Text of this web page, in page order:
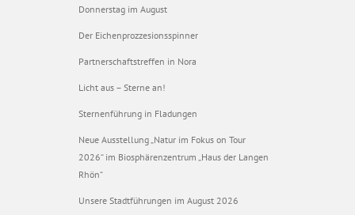
Donnerstag im August
Der Eichenprozzesionsspinner
Partnerschaftstreffen in Nora
Licht aus – Sterne an!
Sternenführung in Fladungen
Neue Ausstellung „Natur im Fokus on Tour
2026“ im Biosphärenzentrum „Haus der Langen
Rhön“
Unsere Stadtführungen im August 2026